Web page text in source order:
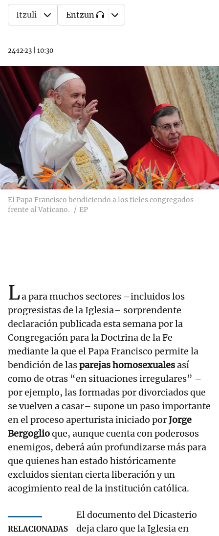
24·12·23 10:30
Itzuli Entzun
El Papa Francisco bendiciendo a los fieles congregados
frente al Vaticano.
EP
La para muchos sectores –incluidos los
progresistas de la Iglesia– sorprendente
declaración publicada esta semana por la
Congregación para la Doctrina de la Fe
mediante la que el Papa Francisco permite la
bendición de lasparejas homosexualesasí
como de otras “en situaciones irregulares” –
por ejemplo, las formadas por divorciados que
se vuelven a casar– supone un paso importante
en el proceso aperturista iniciado porJorge
Bergoglioque, aunque cuenta con poderosos
enemigos, deberá aún profundizarse más para
que quienes han estado históricamente
excluidos sientan cierta liberación y un
acogimiento real de la institución católica.
RELACIONADAS
El documento del Dicasterio
deja claro que la Iglesia en